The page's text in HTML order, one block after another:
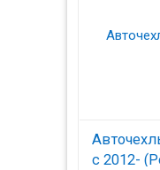
с 2012-